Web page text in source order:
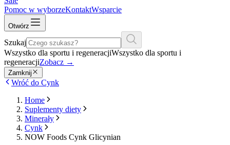
Pomoc w wyborzeKontaktWsparcie
Otwórz
Szukaj
Wszystko dla sportu i regeneracjiWszystko dla sportu i
regeneracjiZobacz →
Zamknij
Wróć do Cynk
Home
Suplementy diety
Minerały
Cynk
NOW Foods Cynk Glicynian